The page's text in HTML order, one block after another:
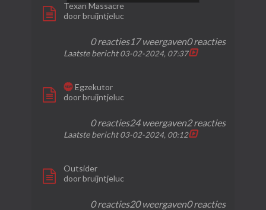
Texan Massacre
doorbruijntjeluc
0 reacties17 weergaven0 reacties
Laatste bericht 03-02-2024, 07:37
Egzekutor
doorbruijntjeluc
0 reacties24 weergaven2 reacties
Laatste bericht 03-02-2024, 00:12
Outsider
doorbruijntjeluc
0 reacties20 weergaven0 reacties